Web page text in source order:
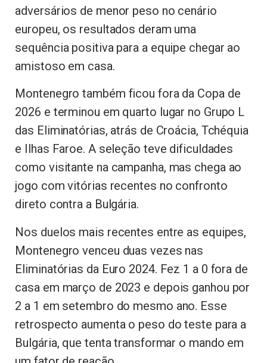
adversários de menor peso no cenário
europeu, os resultados deram uma
sequência positiva para a equipe chegar ao
amistoso em casa.
Montenegro também ficou fora da Copa de
2026 e terminou em quarto lugar no Grupo L
das Eliminatórias, atrás de Croácia, Tchéquia
e Ilhas Faroe. A seleção teve dificuldades
como visitante na campanha, mas chega ao
jogo com vitórias recentes no confronto
direto contra a Bulgária.
Nos duelos mais recentes entre as equipes,
Montenegro venceu duas vezes nas
Eliminatórias da Euro 2024. Fez 1 a 0 fora de
casa em março de 2023 e depois ganhou por
2 a 1 em setembro do mesmo ano. Esse
retrospecto aumenta o peso do teste para a
Bulgária, que tenta transformar o mando em